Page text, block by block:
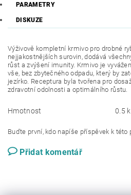
PARAMETRY
DISKUZE
Výživově kompletní krmivo pro drobné
nejjakostnějších surovin, dodává
růst a zvýšení imunity. Krmivo je
vše, bez zbytečného odpadu, který by
jezírko. Receptura byla tvořena pro
zdravotní odolnosti a optimálního růstu.
Hmotnost 0.5
Buďte první, kdo napíše příspěvek k této
Přidat komentář